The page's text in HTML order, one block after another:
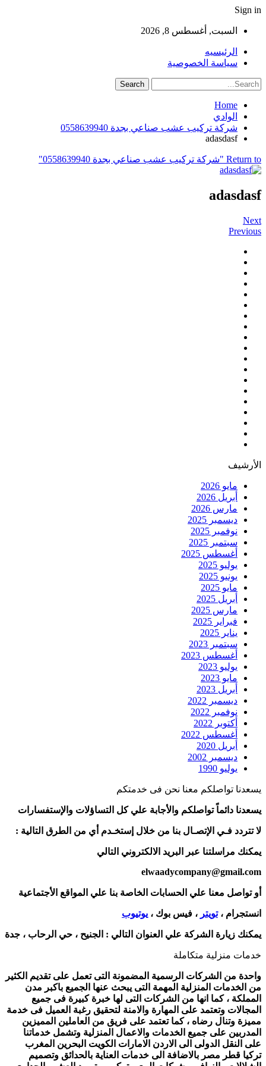
Sign in
السبت, أغسطس 8, 2026
الرئيسيه
سياسة الخصوصية
Home
الوادي
شركة تركيب عشب صناعي بجدة 0558639940
adasdasf
Return to "شركة تركيب عشب صناعي بجدة 0558639940"
adasdasf
Next
Previous
الأرشيف
مايو 2026
أبريل 2026
مارس 2026
ديسمبر 2025
نوفمبر 2025
سبتمبر 2025
أغسطس 2025
يوليو 2025
يونيو 2025
مايو 2025
أبريل 2025
مارس 2025
فبراير 2025
يناير 2025
سبتمبر 2023
أغسطس 2023
يوليو 2023
مايو 2023
أبريل 2023
ديسمبر 2022
نوفمبر 2022
أكتوبر 2022
أغسطس 2022
أبريل 2020
ديسمبر 2002
يوليو 1990
يسعدنا تواصلكم معنا نحن فى خدمتكم
يسعدنا دائماً تواصلكم والأجابة علي كل التساؤلات والإستفسارات
لا تتردد فـي الإتصـال بنا من خلال إستخـدم أي من الطرق التالية :
يمكنك مراسلتنا عبر البريد الالكتروني التالي
elwaadycompany@gmail.com
أو تواصل معنا علي الحسابات الخاصة بنا علي المواقع الأجتماعية
انستجرام ،تويتر ، فيس بوك ، يوتيوب
يمكنك زيارة الشركة علي العنوان التالي : الجنيح ، حي الرحاب ، جدة
خدمات منزلية متكاملة
واحدة من الشركات الرسمية المضمونة التى تعمل على تقديم الكثير
من الخدمات المنزلية المهمة التى يبحث عنها الجميع باكبر مدن
المملكة ، كما انها من الشركات التى لها خبرة كبيرة فى جميع
المجالات وتعتمد على المهارة والامنة لتحقيق رغبة العميل فى خدمة
مميزة وتنال رضاه ، كما تعتمد على فريق من العاملين المميزين
المدربين على جميع الخدمات والاعمال المنزلية وتشمل خدماتنا
على النقل الدولى الى الاردن الامارات الكويت البحرين المغرب
تركيا قطر مصر بالاضافة الى خدمات العناية بالحدائق وتصميم